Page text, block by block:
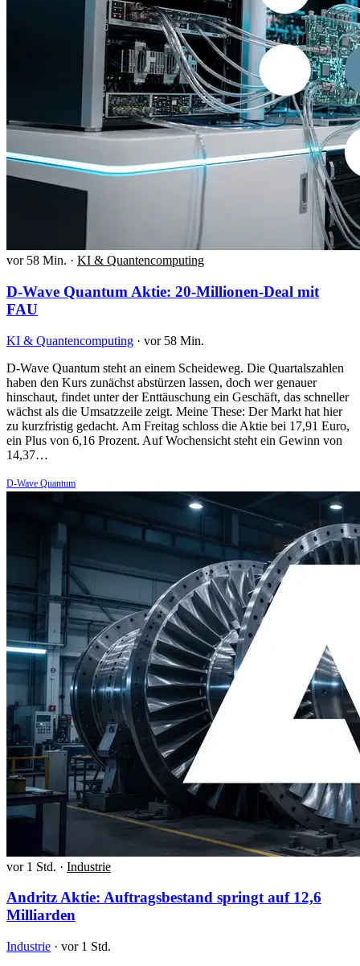
vor 58 Min. · KI & Quantencomputing
D-Wave Quantum Aktie: 20-Millionen-Deal mit
FAU
KI & Quantencomputing · vor 58 Min.
D-Wave Quantum steht an einem Scheideweg. Die Quartalszahlen
haben den Kurs zunächst abstürzen lassen, doch wer genauer
hinschaut, findet unter der Enttäuschung ein Geschäft, das schneller
wächst als die Umsatzzeile zeigt. Meine These: Der Markt hat hier
zu kurzfristig gedacht. Am Freitag schloss die Aktie bei 17,91 Euro,
ein Plus von 6,16 Prozent. Auf Wochensicht steht ein Gewinn von
14,37…
D-Wave Quantum
vor 1 Std. · Industrie
Andritz Aktie: Auftragsbestand springt auf 12,6
Milliarden
Industrie · vor 1 Std.